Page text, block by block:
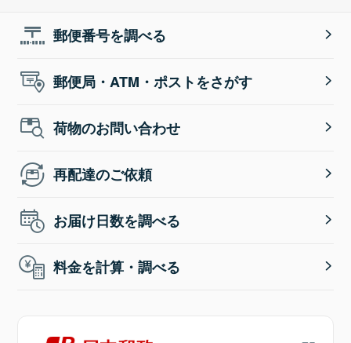
郵便番号を調べる
郵便局・ATM・ポストをさがす
荷物のお問い合わせ
再配達のご依頼
お届け日数を調べる
料金を計算・調べる